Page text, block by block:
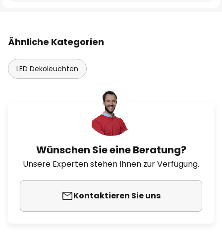
Ähnliche Kategorien
LED Dekoleuchten
Wünschen Sie eine Beratung?
Unsere Experten stehen Ihnen zur Verfügung.
Kontaktieren Sie uns